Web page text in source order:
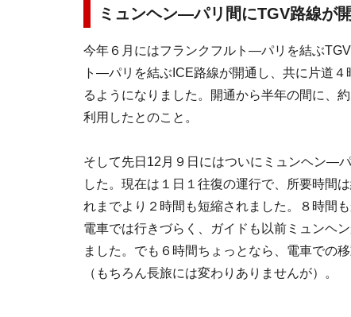
ミュンヘン―パリ間にTGV路線が開
今年６月にはフランクフルト―パリを結ぶ
ト―パリを結ぶICE路線が開通し、共に片道
るようになりました。開通から半年の間に、
利用したとのこと。
そして先日12月９日にはついにミュンヘン―
した。現在は１日１往復の運行で、所要時間
れまでより２時間も短縮されました。８時間
電車では行きづらく、ガイドも以前ミュンヘ
ました。でも６時間ちょっとなら、電車での
（もちろん長旅には変わりありませんが）。